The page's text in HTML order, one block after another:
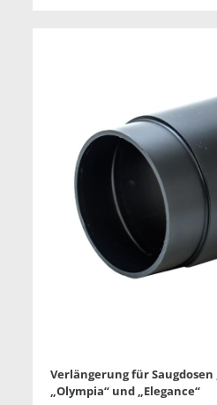
Verlängerung für Saugdosen
„Olympia“ und „Elegance“